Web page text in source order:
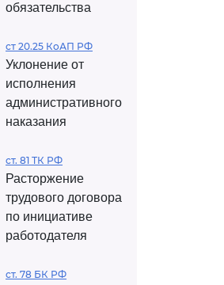
обязательства
ст 20.25 КоАП РФ
Уклонение от
исполнения
административного
наказания
ст. 81 ТК РФ
Расторжение
трудового договора
по инициативе
работодателя
ст. 78 БК РФ